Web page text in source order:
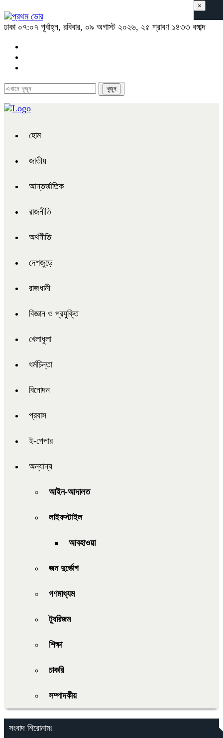
ঢাকা ০৭:০৭ পূর্বাহ্ন, রবিবার, ০৯ অগাস্ট ২০২৬, ২৫ শ্রাবণ ১৪৩৩ বঙ্গাব্দ
হোম
জাতীয়
আন্তর্জাতিক
রাজনীতি
অর্থনীতি
দেশজুড়ে
রাজধানী
বিজ্ঞান ও প্রযুক্তি
খেলাধুলা
ধর্মচিন্তা
বিনোদন
প্রবাস
ই-পেপার
অন্যান্য
আইন-আদালত
লাইফস্টাইল
আবহাওয়া
জন দুর্ভোগ
গণমাধ্যম
ট্যুরিজম
শিক্ষা
চাকরি
সম্পাদকীয়
সংবাদ শিরোনামঃ
×